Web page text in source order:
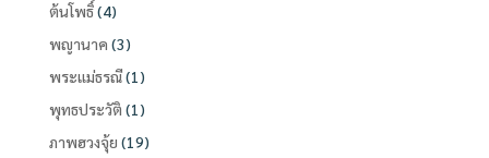
ต้นโพธิ์(4)
พญานาค (3)
พระแม่ธรณี(1)
พุทธประวัติ (1)
ภาพฮวงจุ้ย (19)